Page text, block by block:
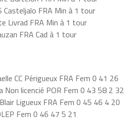
Casteljalo FRA Min à 1 tour
Livrad FRA Min à 1 tour
FRA Cad à 1 tour
CC Périgueux FRA Fem 0 41 26
Non licencié POR Fem 0 43 58 2 32
Ligueux FRA Fem 0 45 46 4 20
Fem 0 46 47 5 21